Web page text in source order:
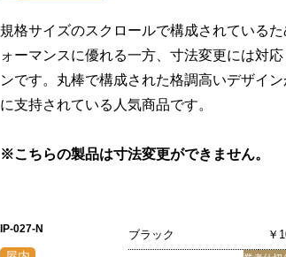
規格サイズのスクロールで構成されている
ォーマンスに優れる一方、寸法変更には対
ンです。丸棒で構成された格調高いデザイ
に支持されている人気商品です。
※こちらの製品は寸法変更ができません。
IP-027-N ブラック ￥